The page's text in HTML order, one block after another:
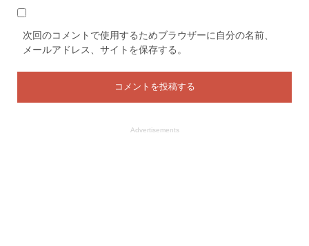
次回のコメントで使用するためブラウザーに自分の名前、
メールアドレス、サイトを保存する。
Advertisements